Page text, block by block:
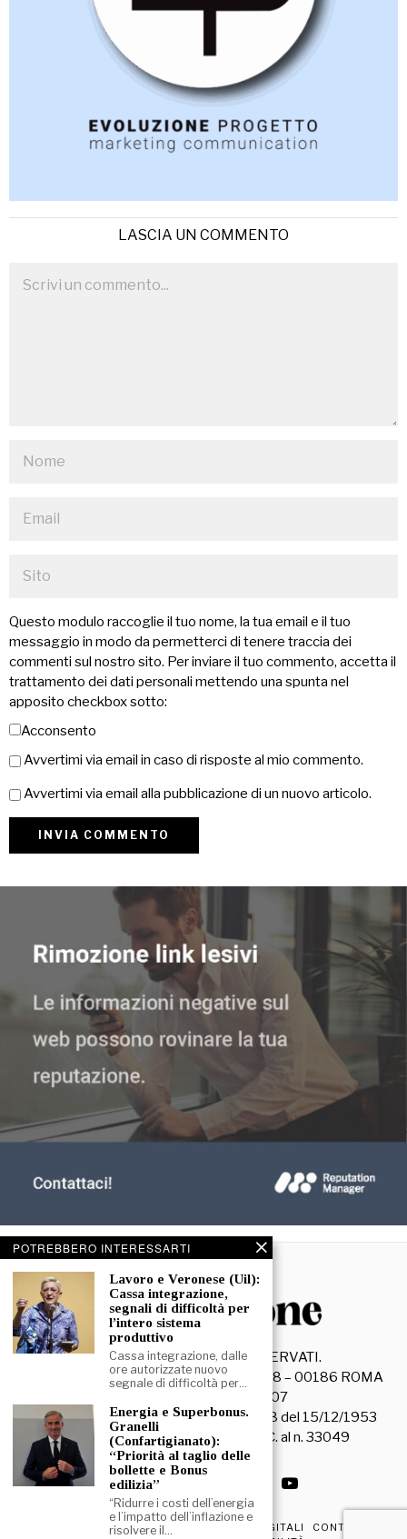
LASCIA UN COMMENTO
Questo modulo raccoglie il tuo nome, la tua email e il tuo
messaggio in modo da permetterci di tenere traccia dei
commenti sul nostro sito. Per inviare il tuo commento, accetta il
trattamento dei dati personali mettendo una spunta nel
apposito checkbox sotto:
Acconsento
Avvertimi via email in caso di risposte al mio commento.
Avvertimi via email alla pubblicazione di un nuovo articolo.
© 2026- TUTTI I DIRITTI RISERVATI.
La Discussione S.r.l. – Piazza Capranica, 78 – 00186 ROMA
C.F. e P. IVA 15045971007
Registrazione Tribunale di Roma n. 3628 del 15/12/1953
La società editrice è iscritta al R.O.C. al n. 33049
PRIVACY & COOKIE POLICY EDIZIONI DIGITALI
CONTATTI
POTREBBERO INTERESSARTI
Lavoro e Veronese (Uil):
Cassa integrazione,
segnali di difficoltà per
l’intero sistema
produttivo
Cassa integrazione, dalle
ore autorizzate nuovo
segnale di difficoltà per…
Energia e Superbonus.
Granelli
(Confartigianato):
“Priorità al taglio delle
bollette e Bonus
edilizia”
“Ridurre i costi dell’energia
e l’impatto dell’inflazione e
risolvere il…